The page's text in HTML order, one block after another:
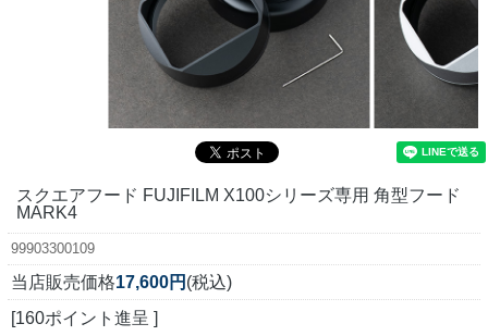
スクエアフード FUJIFILM X100シリーズ専用 角型フード
MARK4
99903300109
当店販売価格17,600円 (税込)
[160ポイント進呈 ]